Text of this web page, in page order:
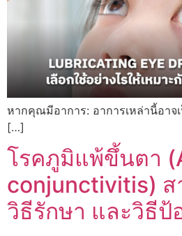
หากคุณมีอาการ: อาการเหล่านี้อา
[…]
โรคภูมิแพ้ขึ้นตา
conjunctivitis) ส
วิธีรักษา และวิธีป้